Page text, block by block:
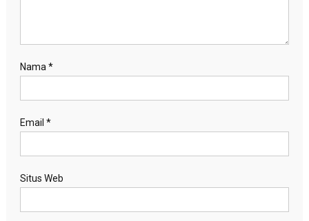
Nama *
Email *
Situs Web